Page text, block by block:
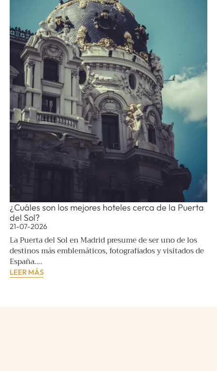
¿Cuáles son los mejores hoteles cerca de la Puerta
del Sol?
21-07-2026
La Puerta del Sol en Madrid presume de ser uno de los
destinos más emblemáticos, fotografiados y visitados de
España....
LEER MÁS